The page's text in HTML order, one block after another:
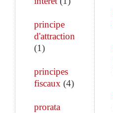
principe
d'attraction
(1)
principes
fiscaux (4)
prorata